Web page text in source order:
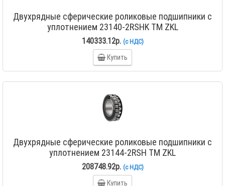
Двухрядные сферические роликовые подшипники с
уплотнением 23140-2RSHK TM ZKL
140333.12р. (с НДС)
Купить
Двухрядные сферические роликовые подшипники с
уплотнением 23144-2RSH TM ZKL
208748.92р. (с НДС)
Купить